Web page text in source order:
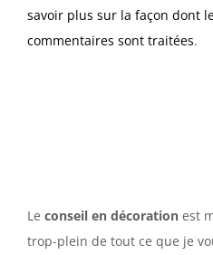
savoir plus sur la façon dont
commentaires sont traitées.
Le conseil en décoration est
trop-plein de tout ce que je